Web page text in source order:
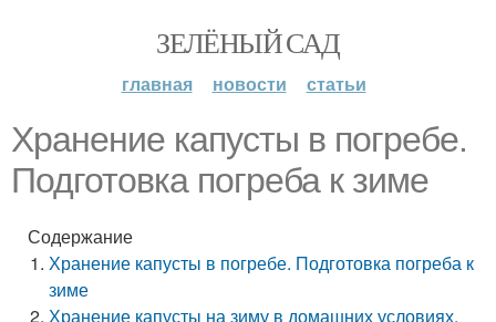
ЗЕЛЁНЫЙ САД
главная новости статьи
Хранение капусты в погребе.
Подготовка погреба к зиме
Содержание
Хранение капусты в погребе. Подготовка погреба к
зиме
Хранение капусты на зиму в домашних условиях.